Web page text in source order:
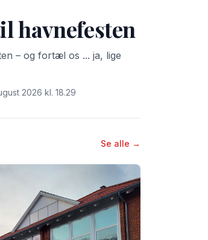
havnefesten
– og fortæl os ... ja, lige
2026 kl. 18.29
Se alle →